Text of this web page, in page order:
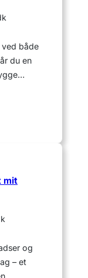
ved både
du en
mit
og
– et